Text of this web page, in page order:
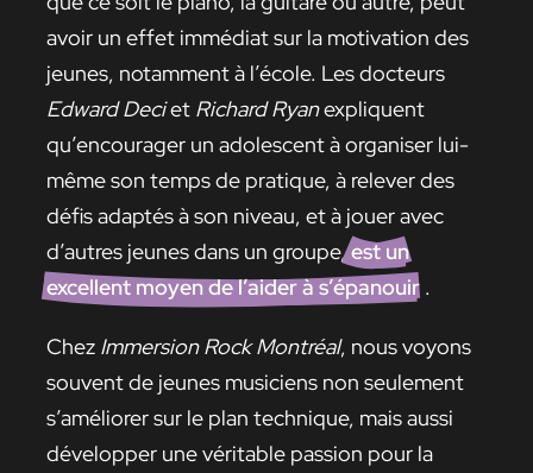
avoir un effet immédiat sur la motivation des
jeunes, notamment à l’école. Les docteurs
Edward Deciet Richard Ryanexpliquent
qu’encourager un adolescent à organiser lui-
même son temps de pratique, à relever des
défis adaptés à son niveau, et à jouer avec
d’autres jeunes dans un groupe,est un
excellent moyen de l’aider à s’épanouir.
Chez Immersion Rock Montréal, nous voyons
souvent de jeunes musiciens non seulement
s’améliorer sur le plan technique, mais aussi
développer une véritable passion pour la